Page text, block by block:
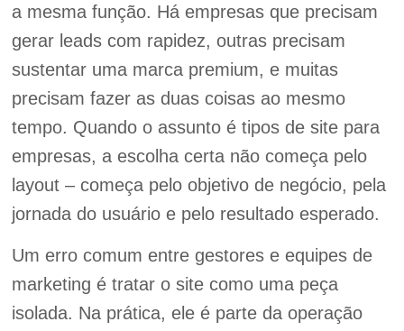
a mesma função. Há empresas que precisam
gerar leads com rapidez, outras precisam
sustentar uma marca premium, e muitas
precisam fazer as duas coisas ao mesmo
tempo. Quando o assunto é tipos de site para
empresas, a escolha certa não começa pelo
layout – começa pelo objetivo de negócio, pela
jornada do usuário e pelo resultado esperado.
Um erro comum entre gestores e equipes de
marketing é tratar o site como uma peça
isolada. Na prática, ele é parte da operação